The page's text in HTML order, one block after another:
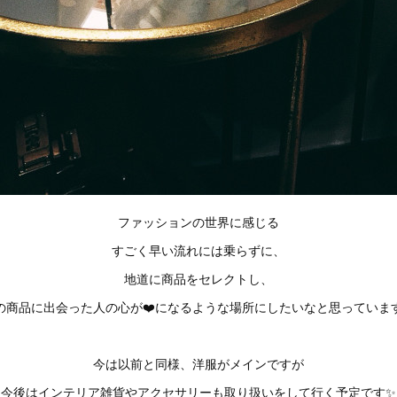
ファッションの世界に感じる
すごく早い流れには乗らずに、
地道に商品をセレクトし、
商品に出会った人の心が❤️になるような場所にしたいなと思っていま
今は以前と同様、洋服がメインですが
今後はインテリア雑貨やアクセサリーも取り扱いをして行く予定です✨